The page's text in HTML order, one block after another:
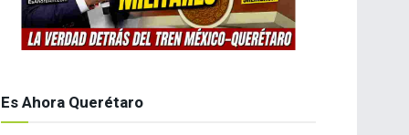
Es Ahora Querétaro